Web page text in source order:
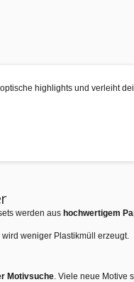
highlights und verleiht
werden aus hochwertigem
wird weniger Plastikmüll erzeugt.
Motivsuche. Viele neue Motive